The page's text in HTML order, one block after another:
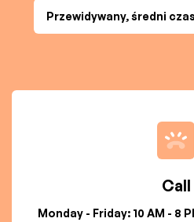
Przewidywany, średni
Call
Monday - Friday: 10 AM - 8